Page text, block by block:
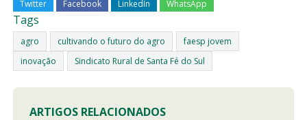
Twitter Facebook LinkedIn WhatsApp
Tags
agro cultivando o futuro do agro
faesp jovem
inovação
Sindicato Rural de Santa Fé do Sul
ARTIGOS RELACIONADOS